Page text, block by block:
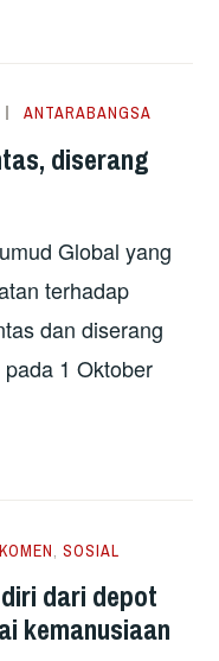
ANTARABANGSA
diserang
Global yang
terhadap
dan diserang
1 Oktober
KOMEN,SOSIAL
dari depot
kemanusiaan